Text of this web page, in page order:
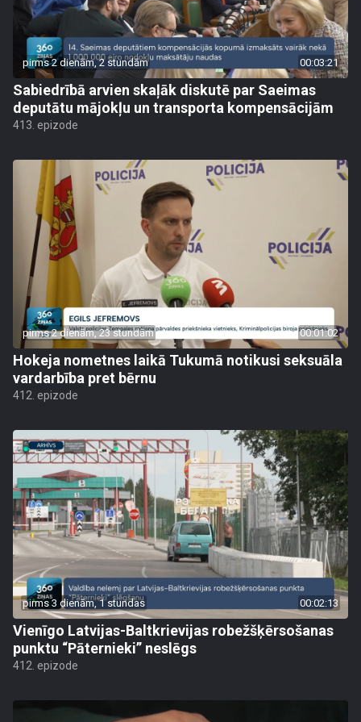
pirms 2 dienām, 2 stundām 00:03:21
Sabiedrībā arvien skaļāk diskutē par Saeimas
deputātu mājokļu un transporta kompensācijām
413. epizode
pirms 2 dienām, 23 stundām 00:01:02
Hokeja nometnes laikā Tukumā notikusi seksuāla
vardarbība pret bērnu
412. epizode
pirms 3 dienām, 1 stundas 00:02:13
Vienīgo Latvijas-Baltkrievijas robežšķērsošanas
punktu “Pāternieki” neslēgs
412. epizode